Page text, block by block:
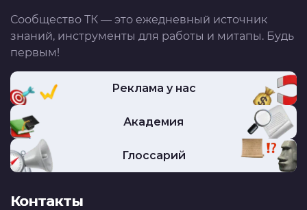
Сообщество ТК — это ежедневный источник
знаний, инструменты для работы и митапы. Будь
первым!
Реклама у нас
Академия
Глоссарий
Контакты